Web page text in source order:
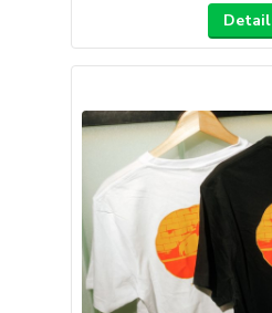
Detail